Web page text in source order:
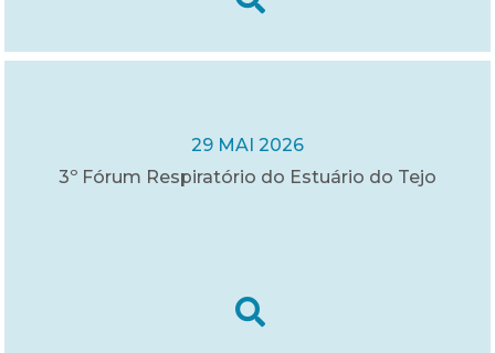
29 MAI 2026
3º Fórum Respiratório do Estuário do Tejo